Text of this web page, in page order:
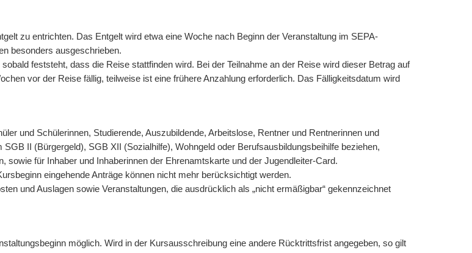
zu entrichten. Das Entgelt wird etwa eine Woche nach Beginn der Veranstaltung im SEPA-
besonders ausgeschrieben.
feststeht, dass die Reise stattfinden wird. Bei der Teilnahme an der Reise wird dieser Betrag auf
vor der Reise fällig, teilweise ist eine frühere Anzahlung erforderlich. Das Fälligkeitsdatum wird
und Schülerinnen, Studierende, Auszubildende, Arbeitslose, Rentner und Rentnerinnen und
II (Bürgergeld), SGB XII (Sozialhilfe), Wohngeld oder Berufsausbildungsbeihilfe beziehen,
für Inhaber und Inhaberinnen der Ehrenamtskarte und der Jugendleiter-Card.
eingehende Anträge können nicht mehr berücksichtigt werden.
und Auslagen sowie Veranstaltungen, die ausdrücklich als „nicht ermäßigbar“ gekennzeichnet
möglich. Wird in der Kursausschreibung eine andere Rücktrittsfrist angegeben, so gilt